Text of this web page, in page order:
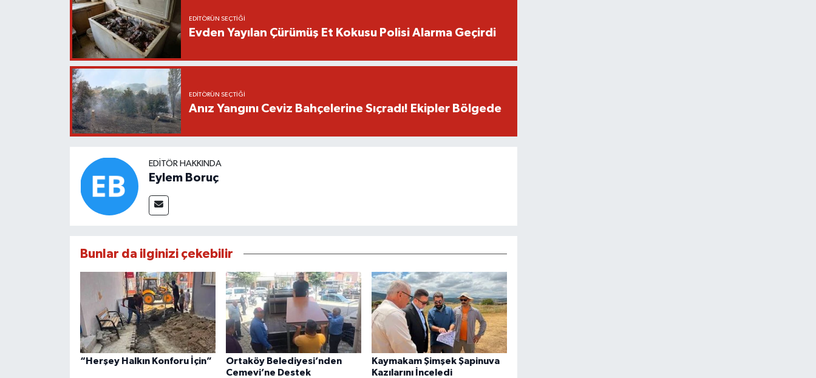
EDITÖRÜN SEÇTIĞI
Evden Yayılan Çürümüş Et Kokusu Polisi Alarma Geçirdi
EDITÖRÜN SEÇTIĞI
Anız Yangını Ceviz Bahçelerine Sıçradı! Ekipler Bölgede
EDITÖR HAKKINDA
Eylem Boruç
Bunlar da ilginizi çekebilir
“Herşey Halkın Konforu İçin”
Ortaköy Belediyesi’nden
Cemevi’ne Destek
Kaymakam Şimşek Şapinuva
Kazılarını İnceledi